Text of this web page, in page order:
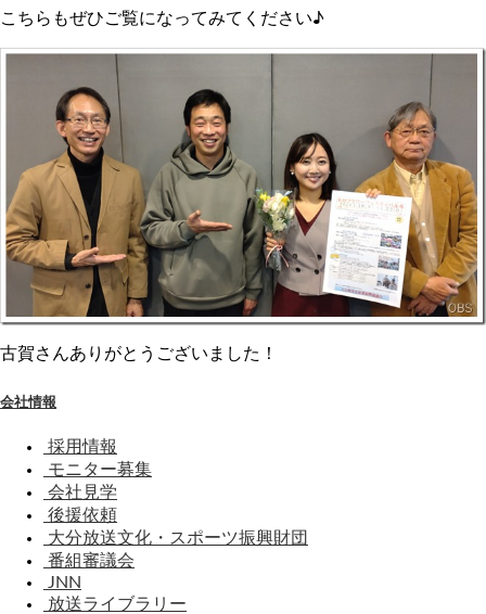
こちらもぜひご覧になってみてください♪
古賀さんありがとうございました！
会社情報
採用情報
モニター募集
会社見学
後援依頼
大分放送文化・スポーツ振興財団
番組審議会
JNN
放送ライブラリー